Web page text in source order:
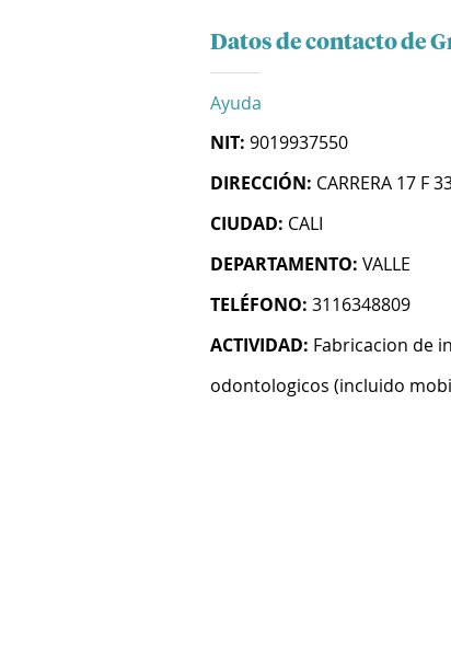
Datos de contacto de
Ayuda
NIT: 9019937550
DIRECCIÓN: CARRERA 17 F
CIUDAD: CALI
DEPARTAMENTO: VALLE
TELÉFONO: 3116348809
ACTIVIDAD: Fabricacion de
odontologicos (incluido